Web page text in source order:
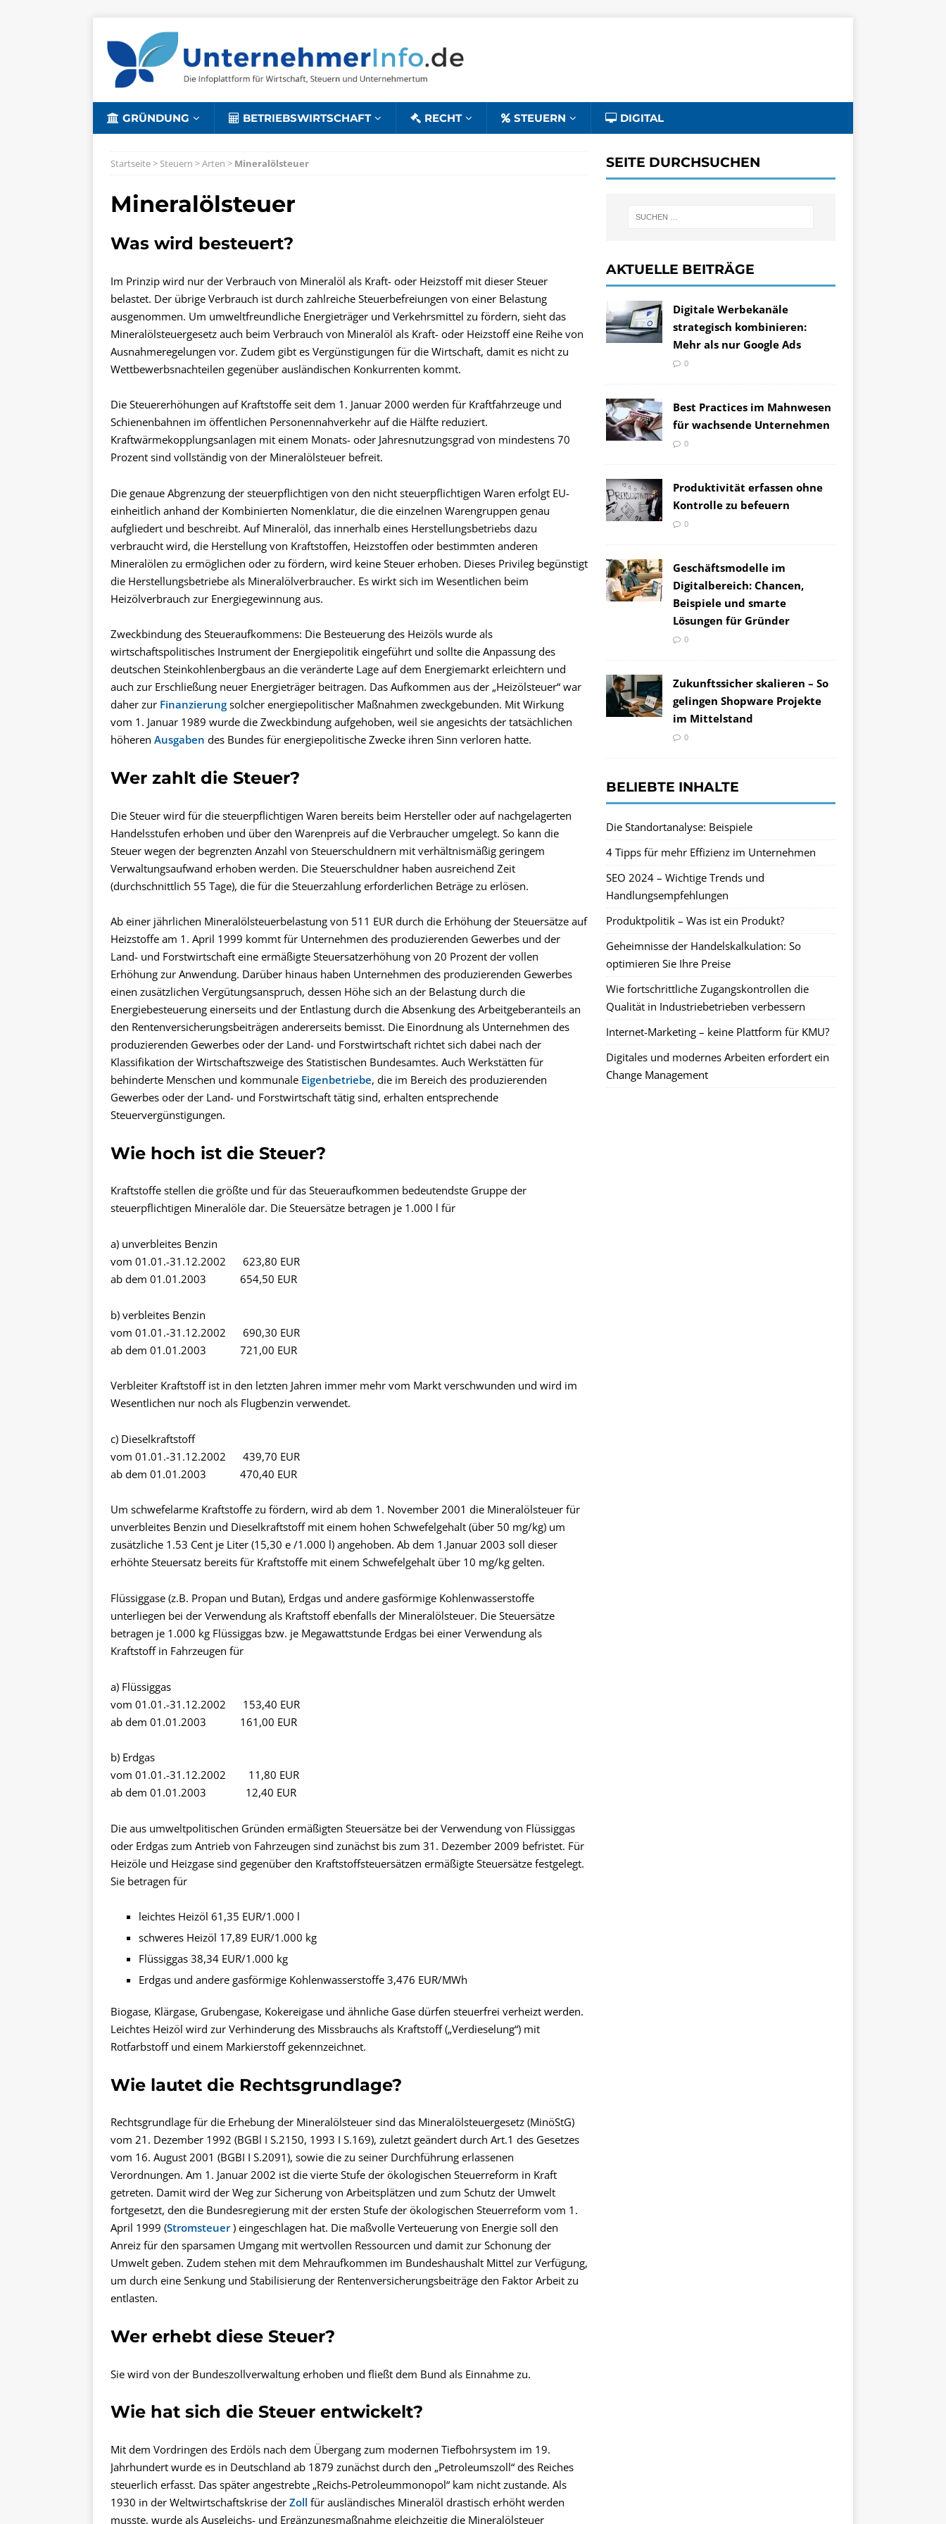
GRÜNDUNG BETRIEBSWIRTSCHAFT RECHT STEUERN DIGITAL
Startseite> Steuern >Arten > Mineralölsteuer
Mineralölsteuer
Was wird besteuert?
Im Prinzip wird nur der Verbrauch von Mineralöl als Kraft- oder Heizstoff mit dieser Steuer
belastet. Der übrige Verbrauch ist durch zahlreiche Steuerbefreiungen von einer Belastung
ausgenommen. Um umweltfreundliche Energieträger und Verkehrsmittel zu fördern, sieht das
Mineralölsteuergesetz auch beim Verbrauch von Mineralöl als Kraft- oder Heizstoff eine Reihe von
Ausnahmeregelungen vor. Zudem gibt es Vergünstigungen für die Wirtschaft, damit es nicht zu
Wettbewerbsnachteilen gegenüber ausländischen Konkurrenten kommt.
Die Steuererhöhungen auf Kraftstoffe seit dem 1. Januar 2000 werden für Kraftfahrzeuge und
Schienenbahnen im öffentlichen Personennahverkehr auf die Hälfte reduziert.
Kraftwärmekopplungsanlagen mit einem Monats- oder Jahresnutzungsgrad von mindestens 70
Prozent sind vollständig von der Mineralölsteuer befreit.
Die genaue Abgrenzung der steuerpflichtigen von den nicht steuerpflichtigen Waren erfolgt EU-
einheitlich anhand der Kombinierten Nomenklatur, die die einzelnen Warengruppen genau
aufgliedert und beschreibt. Auf Mineralöl, das innerhalb eines Herstellungsbetriebs dazu
verbraucht wird, die Herstellung von Kraftstoffen, Heizstoffen oder bestimmten anderen
Mineralölen zu ermöglichen oder zu fördern, wird keine Steuer erhoben. Dieses Privileg begünstigt
die Herstellungsbetriebe als Mineralölverbraucher. Es wirkt sich im Wesentlichen beim
Heizölverbrauch zur Energiegewinnung aus.
Zweckbindung des Steueraufkommens: Die Besteuerung des Heizöls wurde als
wirtschaftspolitisches Instrument der Energiepolitik eingeführt und sollte die Anpassung des
deutschen Steinkohlenbergbaus an die veränderte Lage auf dem Energiemarkt erleichtern und
auch zur Erschließung neuer Energieträger beitragen. Das Aufkommen aus der „Heizölsteuer“ war
daher zur Finanzierung solcher energiepolitischer Maßnahmen zweckgebunden. Mit Wirkung
vom 1. Januar 1989 wurde die Zweckbindung aufgehoben, weil sie angesichts der tatsächlichen
höheren Ausgaben des Bundes für energiepolitische Zwecke ihren Sinn verloren hatte.
Wer zahlt die Steuer?
Die Steuer wird für die steuerpflichtigen Waren bereits beim Hersteller oder auf nachgelagerten
Handelsstufen erhoben und über den Warenpreis auf die Verbraucher umgelegt. So kann die
Steuer wegen der begrenzten Anzahl von Steuerschuldnern mit verhältnismäßig geringem
Verwaltungsaufwand erhoben werden. Die Steuerschuldner haben ausreichend Zeit
(durchschnittlich 55 Tage), die für die Steuerzahlung erforderlichen Beträge zu erlösen.
Ab einer jährlichen Mineralölsteuerbelastung von 511 EUR durch die Erhöhung der Steuersätze auf
Heizstoffe am 1. April 1999 kommt für Unternehmen des produzierenden Gewerbes und der
Land- und Forstwirtschaft eine ermäßigte Steuersatzerhöhung von 20 Prozent der vollen
Erhöhung zur Anwendung. Darüber hinaus haben Unternehmen des produzierenden Gewerbes
einen zusätzlichen Vergütungsanspruch, dessen Höhe sich an der Belastung durch die
Energiebesteuerung einerseits und der Entlastung durch die Absenkung des Arbeitgeberanteils an
den Rentenversicherungsbeiträgen andererseits bemisst. Die Einordnung als Unternehmen des
produzierenden Gewerbes oder der Land- und Forstwirtschaft richtet sich dabei nach der
Klassifikation der Wirtschaftszweige des Statistischen Bundesamtes. Auch Werkstätten für
behinderte Menschen und kommunale Eigenbetriebe, die im Bereich des produzierenden
Gewerbes oder der Land- und Forstwirtschaft tätig sind, erhalten entsprechende
Steuervergünstigungen.
Wie hoch ist die Steuer?
Kraftstoffe stellen die größte und für das Steueraufkommen bedeutendste Gruppe der
steuerpflichtigen Mineralöle dar. Die Steuersätze betragen je 1.000 l für
a) unverbleites Benzin
vom 01.01.-31.12.2002 623,80 EUR
ab dem 01.01.2003 654,50 EUR
b) verbleites Benzin
vom 01.01.-31.12.2002 690,30 EUR
ab dem 01.01.2003 721,00 EUR
Verbleiter Kraftstoff ist in den letzten Jahren immer mehr vom Markt verschwunden und wird im
Wesentlichen nur noch als Flugbenzin verwendet.
c) Dieselkraftstoff
vom 01.01.-31.12.2002 439,70 EUR
ab dem 01.01.2003 470,40 EUR
Um schwefelarme Kraftstoffe zu fördern, wird ab dem 1. November 2001 die Mineralölsteuer für
unverbleites Benzin und Dieselkraftstoff mit einem hohen Schwefelgehalt (über 50 mg/kg) um
zusätzliche 1.53 Cent je Liter (15,30 e /1.000 l) angehoben. Ab dem 1.Januar 2003 soll dieser
erhöhte Steuersatz bereits für Kraftstoffe mit einem Schwefelgehalt über 10 mg/kg gelten.
Flüssiggase (z.B. Propan und Butan), Erdgas und andere gasförmige Kohlenwasserstoffe
unterliegen bei der Verwendung als Kraftstoff ebenfalls der Mineralölsteuer. Die Steuersätze
betragen je 1.000 kg Flüssiggas bzw. je Megawattstunde Erdgas bei einer Verwendung als
Kraftstoff in Fahrzeugen für
a) Flüssiggas
vom 01.01.-31.12.2002 153,40 EUR
ab dem 01.01.2003 161,00 EUR
b) Erdgas
vom 01.01.-31.12.2002 11,80 EUR
ab dem 01.01.2003 12,40 EUR
Die aus umweltpolitischen Gründen ermäßigten Steuersätze bei der Verwendung von Flüssiggas
oder Erdgas zum Antrieb von Fahrzeugen sind zunächst bis zum 31. Dezember 2009 befristet. Für
Heizöle und Heizgase sind gegenüber den Kraftstoffsteuersätzen ermäßigte Steuersätze festgelegt.
Sie betragen für
leichtes Heizöl 61,35 EUR/1.000 l
schweres Heizöl 17,89 EUR/1.000 kg
Flüssiggas 38,34 EUR/1.000 kg
Erdgas und andere gasförmige Kohlenwasserstoffe 3,476 EUR/MWh
Biogase, Klärgase, Grubengase, Kokereigase und ähnliche Gase dürfen steuerfrei verheizt werden.
Leichtes Heizöl wird zur Verhinderung des Missbrauchs als Kraftstoff („Verdieselung“) mit
Rotfarbstoff und einem Markierstoff gekennzeichnet.
Wie lautet die Rechtsgrundlage?
Rechtsgrundlage für die Erhebung der Mineralölsteuer sind das Mineralölsteuergesetz (MinöStG)
vom 21. Dezember 1992 (BGBl I S.2150, 1993 I S.169), zuletzt geändert durch Art.1 des Gesetzes
vom 16. August 2001 (BGBI I S.2091), sowie die zu seiner Durchführung erlassenen
Verordnungen. Am 1. Januar 2002 ist die vierte Stufe der ökologischen Steuerreform in Kraft
getreten. Damit wird der Weg zur Sicherung von Arbeitsplätzen und zum Schutz der Umwelt
fortgesetzt, den die Bundesregierung mit der ersten Stufe der ökologischen Steuerreform vom 1.
April 1999 (Stromsteuer) eingeschlagen hat. Die maßvolle Verteuerung von Energie soll den
Anreiz für den sparsamen Umgang mit wertvollen Ressourcen und damit zur Schonung der
Umwelt geben. Zudem stehen mit dem Mehraufkommen im Bundeshaushalt Mittel zur Verfügung,
um durch eine Senkung und Stabilisierung der Rentenversicherungsbeiträge den Faktor Arbeit zu
entlasten.
Wer erhebt diese Steuer?
Sie wird von der Bundeszollverwaltung erhoben und fließt dem Bund als Einnahme zu.
Wie hat sich die Steuer entwickelt?
Mit dem Vordringen des Erdöls nach dem Übergang zum modernen Tiefbohrsystem im 19.
Jahrhundert wurde es in Deutschland ab 1879 zunächst durch den „Petroleumszoll“ des Reiches
steuerlich erfasst. Das später angestrebte „Reichs-Petroleummonopol“ kam nicht zustande. Als
1930 in der Weltwirtschaftskrise der Zoll für ausländisches Mineralöl drastisch erhöht werden
musste, wurde als Ausgleichs- und Ergänzungsmaßnahme gleichzeitig die Mineralölsteuer
SEITE DURCHSUCHEN
AKTUELLE BEITRÄGE
Digitale Werbekanäle
strategisch kombinieren:
Mehr als nur Google Ads
0
Best Practices im Mahnwesen
für wachsende Unternehmen
0
Produktivität erfassen ohne
Kontrolle zu befeuern
0
Geschäftsmodelle im
Digitalbereich: Chancen,
Beispiele und smarte
Lösungen für Gründer
0
Zukunftssicher skalieren – So
gelingen Shopware Projekte
im Mittelstand
0
BELIEBTE INHALTE
Die Standortanalyse: Beispiele
4 Tipps für mehr Effizienz im Unternehmen
SEO 2024 – Wichtige Trends und
Handlungsempfehlungen
Produktpolitik – Was ist ein Produkt?
Geheimnisse der Handelskalkulation: So
optimieren Sie Ihre Preise
Wie fortschrittliche Zugangskontrollen die
Qualität in Industriebetrieben verbessern
Internet-Marketing – keine Plattform für KMU?
Digitales und modernes Arbeiten erfordert ein
Change Management